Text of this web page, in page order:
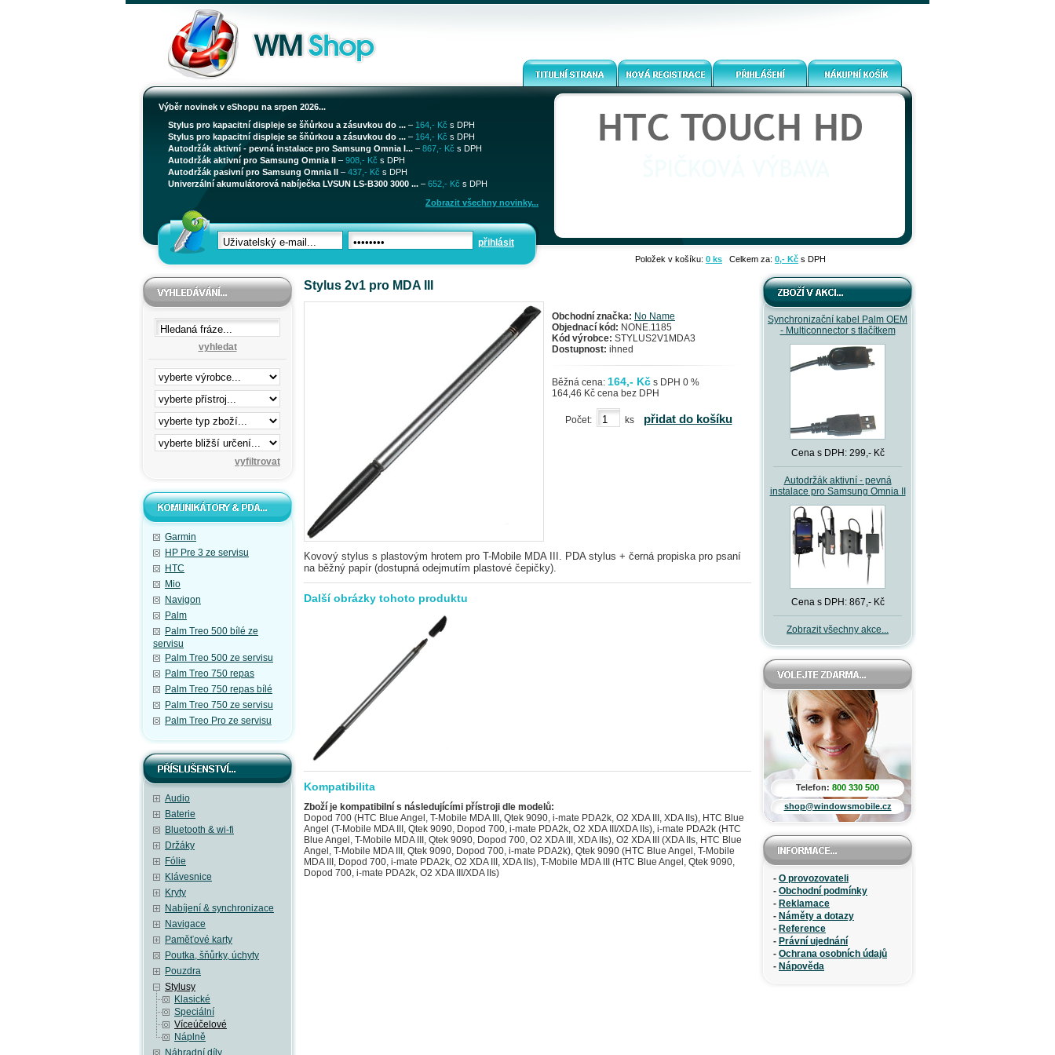
Výběr novinek v eShopu na srpen 2026...
Stylus pro kapacitní displeje se šňůrkou a zásuvkou do ... – 164,- Kč s DPH
Stylus pro kapacitní displeje se šňůrkou a zásuvkou do ... – 164,- Kč s DPH
Autodržák aktivní - pevná instalace pro Samsung Omnia I... – 867,- Kč s DPH
Autodržák aktivní pro Samsung Omnia II – 908,- Kč s DPH
Autodržák pasivní pro Samsung Omnia II – 437,- Kč s DPH
Univerzální akumulátorová nabíječka LVSUN LS-B300 3000 ... – 652,- Kč s DPH
Zobrazit všechny novinky...
přihlásit
Položek v košíku: 0 ks Celkem za: 0,- Kč s DPH
vyhledat
Garmin
HP Pre 3 ze servisu
HTC
Mio
Navigon
Palm
Palm Treo 500 bílé ze
servisu
Palm Treo 500 ze servisu
Palm Treo 750 repas
Palm Treo 750 repas bílé
Palm Treo 750 ze servisu
Palm Treo Pro ze servisu
Audio
Baterie
Bluetooth & wi-fi
Držáky
Fólie
Klávesnice
Kryty
Nabíjení & synchronizace
Navigace
Paměťové karty
Poutka, šňůrky, úchyty
Pouzdra
Stylusy
Klasické
Speciální
Víceúčelové
Náplně
Náhradní díly
Synchronizační kabel Palm OEM
- Multiconnector s tlačítkem
Cena s DPH: 299,- Kč
Autodržák aktivní - pevná
instalace pro Samsung Omnia II
Cena s DPH: 867,- Kč
Zobrazit všechny akce...
Telefon: 800 330 500
shop@windowsmobile.cz
- O provozovateli
- Obchodní podmínky
- Reklamace
- Náměty a dotazy
- Reference
- Právní ujednání
- Ochrana osobních údajů
- Nápověda
Stylus 2v1 pro MDA III
Obchodní značka: No Name
Objednací kód: NONE.1185
Kód výrobce: STYLUS2V1MDA3
Dostupnost: ihned
Běžná cena: 164,- Kč s DPH 0 %
164,46 Kč cena bez DPH
Počet: ks přidat do košíku
Kovový stylus s plastovým hrotem pro T-Mobile MDA III. PDA stylus + černá propiska pro psaní
na běžný papír (dostupná odejmutím plastové čepičky).
Další obrázky tohoto produktu
Kompatibilita
Zboží je kompatibilní s následujícími přístroji dle modelů:
Dopod 700 (HTC Blue Angel, T-Mobile MDA III, Qtek 9090, i-mate PDA2k, O2 XDA III, XDA IIs), HTC Blue
Angel (T-Mobile MDA III, Qtek 9090, Dopod 700, i-mate PDA2k, O2 XDA III/XDA IIs), i-mate PDA2k (HTC
Blue Angel, T-Mobile MDA III, Qtek 9090, Dopod 700, O2 XDA III, XDA IIs), O2 XDA III (XDA IIs, HTC Blue
Angel, T-Mobile MDA III, Qtek 9090, Dopod 700, i-mate PDA2k), Qtek 9090 (HTC Blue Angel, T-Mobile
MDA III, Dopod 700, i-mate PDA2k, O2 XDA III, XDA IIs), T-Mobile MDA III (HTC Blue Angel, Qtek 9090,
Dopod 700, i-mate PDA2k, O2 XDA III/XDA IIs)